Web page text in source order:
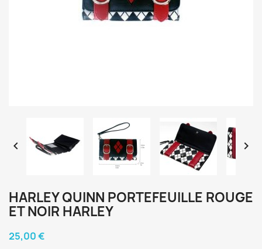
 
HARLEY QUINN PORTEFEUILLE ROUGE
ET NOIR HARLEY
25,00 €